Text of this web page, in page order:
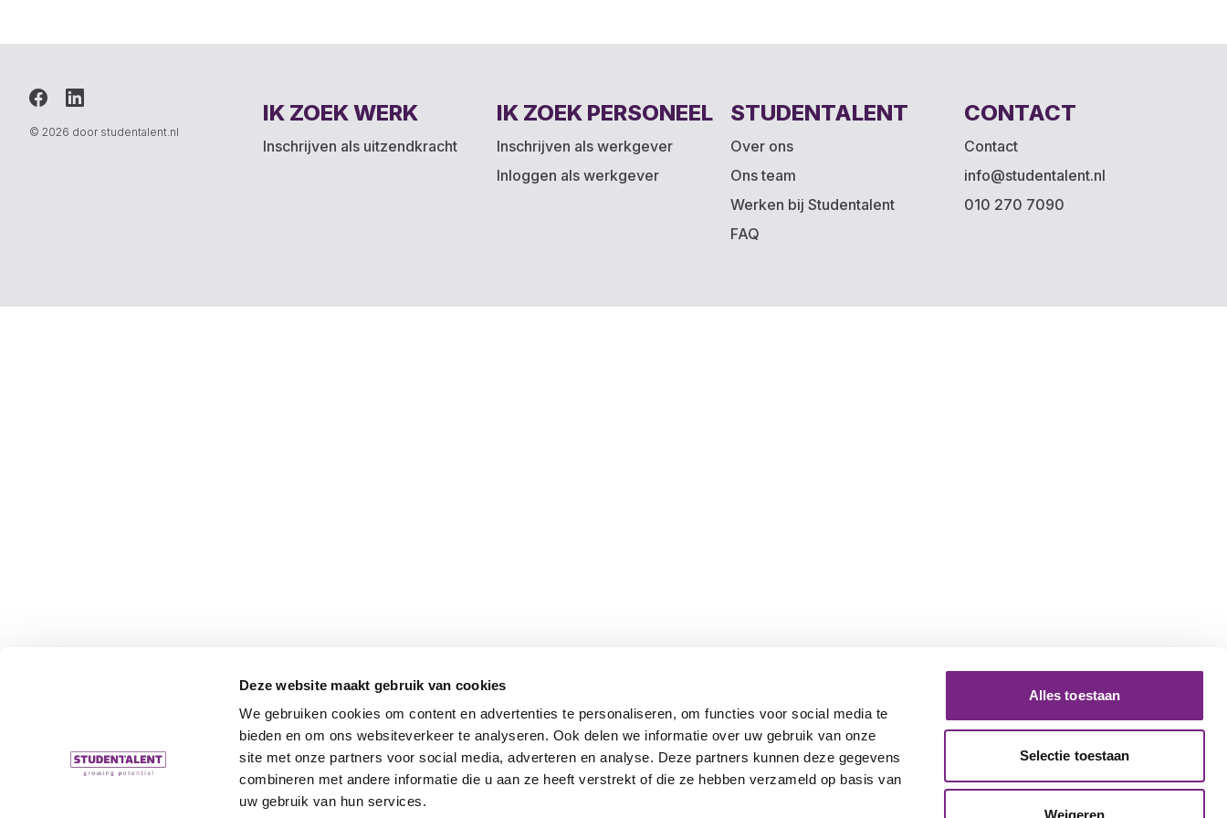
Deze website maakt gebruik van cookies
We gebruiken cookies om content en advertenties te personaliseren, om functies voor social media te
bieden en om ons websiteverkeer te analyseren. Ook delen we informatie over uw gebruik van onze
site met onze partners voor social media, adverteren en analyse. Deze partners kunnen deze gegevens
combineren met andere informatie die u aan ze heeft verstrekt of die ze hebben verzameld op basis van
uw gebruik van hun services.
Alles toestaan
Selectie toestaan
Weigeren
© 2026 door studentalent.nl
IK ZOEK WERK
Inschrijven als uitzendkracht
IK ZOEK PERSONEEL
Inschrijven als werkgever
Inloggen als werkgever
STUDENTALENT
Over ons
Ons team
Werken bij Studentalent
FAQ
CONTACT
Contact
info@studentalent.nl
010 270 7090